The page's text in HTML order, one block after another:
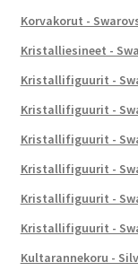
Korvakorut -
Kristalliesineet -
Kristallifiguurit -
Kristallifiguurit -
Kristallifiguurit -
Kristallifiguurit -
Kristallifiguurit -
Kristallifiguurit -
Kultarannekoru -